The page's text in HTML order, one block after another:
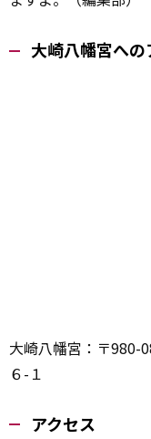
大崎八幡宮への
大崎八幡宮：〒
６-１
アクセス